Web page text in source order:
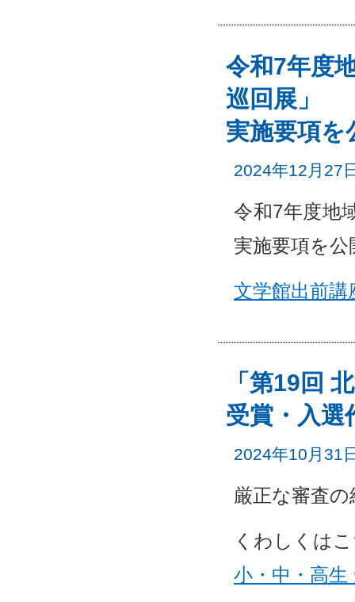
令和7年度
巡回展」
実施要項を
2024年12月27
令和7年度地
実施要項を
文学館出前
「第19回
受賞・入選
2024年10月31
厳正な審査
くわしくは
小・中・高